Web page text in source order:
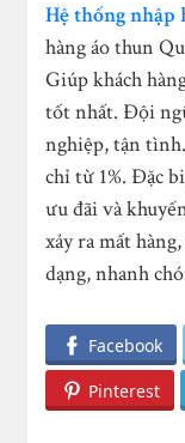
Hệ thống nhập
hàng áo thun
Giúp khách
tốt nhất. Đội
nghiệp, tận
chỉ từ 1%. Đặc
ưu đãi và
xảy ra mất
dạng, nhanh
Facebook
Pinterest